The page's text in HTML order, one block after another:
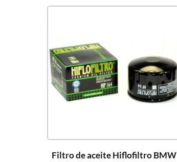
Filtro de aceite Hiflofiltro BMW